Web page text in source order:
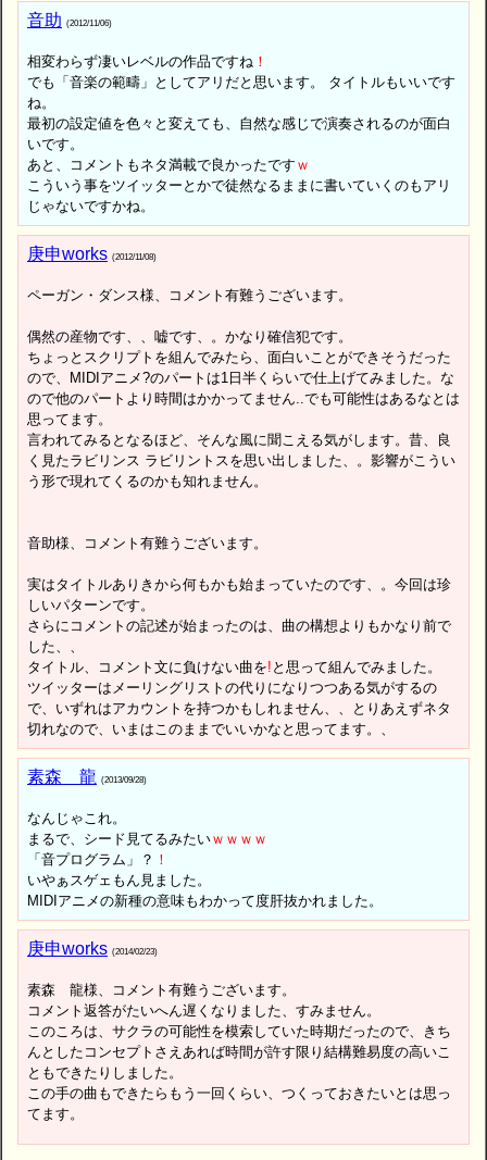
音助 (2012/11/06)
相変わらず凄いレベルの作品ですね ！
でも「音楽の範疇」としてアリだと思います。 タイトルもいいです
ね。
最初の設定値を色々と変えても、自然な感じで演奏されるのが面白
いです。
あと、コメントもネタ満載で良かったです ｗ
こういう事をツイッターとかで徒然なるままに書いていくのもアリ
じゃないですかね。
庚申works (2012/11/08)
ペーガン・ダンス様、コメント有難うございます。
偶然の産物です、、嘘です、。かなり確信犯です。
ちょっとスクリプトを組んでみたら、面白いことができそうだった
ので、MIDIアニメ?のパートは1日半くらいで仕上げてみました。な
ので他のパートより時間はかかってません..でも可能性はあるなとは
思ってます。
言われてみるとなるほど、そんな風に聞こえる気がします。昔、良
く見たラビリンス ラビリントスを思い出しました、。影響がこうい
う形で現れてくるのかも知れません。
音助様、コメント有難うございます。
実はタイトルありきから何もかも始まっていたのです、。今回は珍
しいパターンです。
さらにコメントの記述が始まったのは、曲の構想よりもかなり前で
した、、
タイトル、コメント文に負けない曲を! と思って組んでみました。
ツイッターはメーリングリストの代りになりつつある気がするの
で、いずれはアカウントを持つかもしれません、、とりあえずネタ
切れなので、いまはこのままでいいかなと思ってます。、
素森 龍 (2013/09/28)
なんじゃこれ。
まるで、シード見てるみたいｗ ｗ ｗ ｗ
「音プログラム」？ ！
いやぁスゲェもん見ました。
MIDIアニメの新種の意味もわかって度肝抜かれました。
庚申works (2014/02/23)
素森 龍様、コメント有難うございます。
コメント返答がたいへん遅くなりました、すみません。
このころは、サクラの可能性を模索していた時期だったので、きち
んとしたコンセプトさえあれば時間が許す限り結構難易度の高いこ
ともできたりしました。
この手の曲もできたらもう一回くらい、つくっておきたいとは思っ
てます。